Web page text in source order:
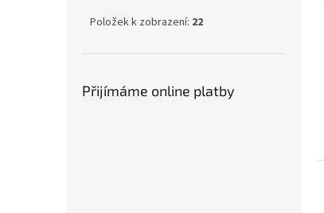
Položek k zobrazení: 22
Přijímáme online platby